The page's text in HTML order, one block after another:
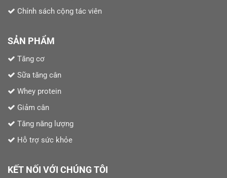
Chính sách cộng tác viên
SẢN PHẨM
Tăng cơ
Sữa tăng cân
Whey protein
Giảm cân
Tăng năng lượng
Hỗ trợ sức khỏe
KẾT NỐI VỚI CHÚNG TÔI